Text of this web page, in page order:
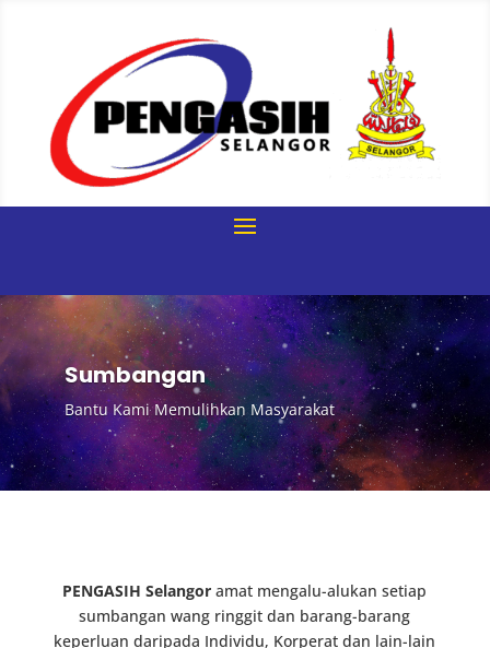
Sumbangan
Bantu Kami Memulihkan Masyarakat
PENGASIH Selangor amat mengalu-alukan setiap
sumbangan wang ringgit dan barang-barang
keperluan daripada Individu, Korperat dan lain-lain